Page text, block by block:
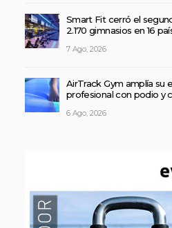
Smart Fit cerró el
2.170 gimnasios en 16
7 Ago, 2026
AirTrack Gym amplía su
profesional con podio y
6 Ago, 2026